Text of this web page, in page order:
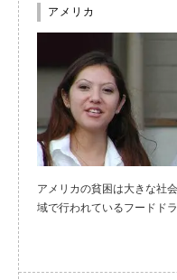
アメリカ
アメリカの貧困は大きな社
域で行われているフードド